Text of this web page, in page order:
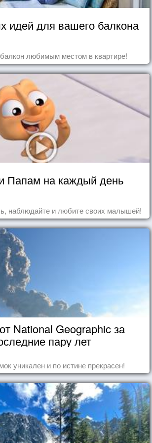
идей для вашего балкона
любимым местом в квартире!
Папам на каждый день
наблюдайте и любите своих малышей!
National Geographic за
пару лет
уникален и по истине прекрасен!